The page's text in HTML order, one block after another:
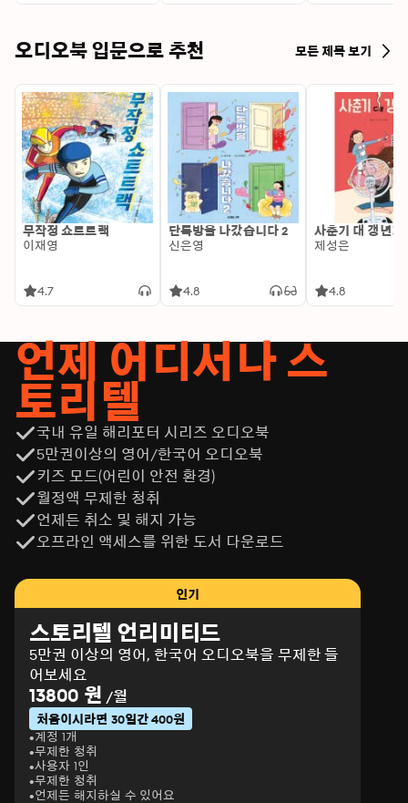
오디오북 입문으로 추천 모든 제목 보기
무작정 쇼트트랙
이재영
4.7
단톡방을 나갔습니다 2
신은영
4.8
사춘기 대 갱년기
제성은
4.8
언제 어디서나 스
토리텔
국내 유일 해리포터 시리즈 오디오북
5만권이상의 영어/한국어 오디오북
키즈 모드(어린이 안전 환경)
월정액 무제한 청취
언제든 취소 및 해지 가능
오프라인 액세스를 위한 도서 다운로드
인기
스토리텔 언리미티드
5만권 이상의 영어, 한국어 오디오북을 무제한 들
어보세요
13800 원 /월
처음이시라면 30일간 400원
계정 1개
무제한 청취
사용자 1인
무제한 청취
언제든 해지하실 수 있어요